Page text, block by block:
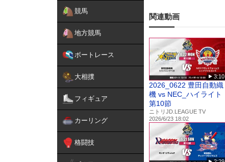
競馬
地方競馬
ボートレース
大相撲
フィギュア
カーリング
格闘技
関連動画
3:10
2026_0622 豊田自動織
機 vs NEC_ハイライト
第10節
ニトリJD.LEAGUE TV
2026/6/23 18:02